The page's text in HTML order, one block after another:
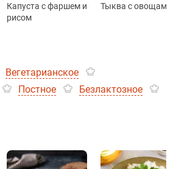
Капуста с фаршем и
рисом
Тыква с овощами
Вегетарианское
Постное
Безлактозное